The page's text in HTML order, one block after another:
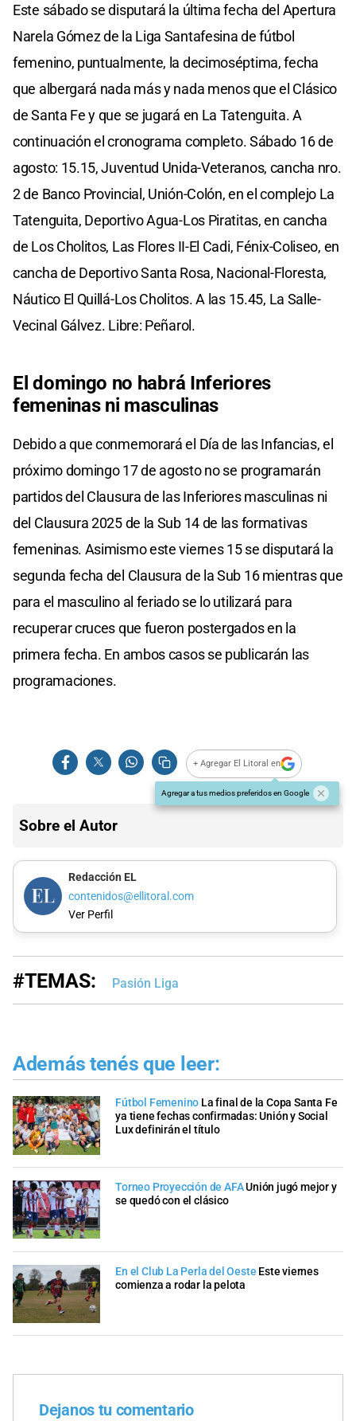
Este sábado se disputará la última fecha del Apertura
Narela Gómez de la Liga Santafesina de fútbol
femenino, puntualmente, la decimoséptima, fecha
que albergará nada más y nada menos que el Clásico
de Santa Fe y que se jugará en La Tatenguita. A
continuación el cronograma completo. Sábado 16 de
agosto: 15.15, Juventud Unida-Veteranos, cancha nro.
2 de Banco Provincial, Unión-Colón, en el complejo La
Tatenguita, Deportivo Agua-Los Piratitas, en cancha
de Los Cholitos, Las Flores II-El Cadi, Fénix-Coliseo, en
cancha de Deportivo Santa Rosa, Nacional-Floresta,
Náutico El Quillá-Los Cholitos. A las 15.45, La Salle-
Vecinal Gálvez. Libre: Peñarol.
El domingo no habrá Inferiores
femeninas ni masculinas
Debido a que conmemorará el Día de las Infancias, el
próximo domingo 17 de agosto no se programarán
partidos del Clausura de las Inferiores masculinas ni
del Clausura 2025 de la Sub 14 de las formativas
femeninas. Asimismo este viernes 15 se disputará la
segunda fecha del Clausura de la Sub 16 mientras que
para el masculino al feriado se lo utilizará para
recuperar cruces que fueron postergados en la
primera fecha. En ambos casos se publicarán las
programaciones.
+ Agregar El Litoral en
Agregar a tus medios preferidos en Google
Sobre el Autor
Redacción EL
contenidos@ellitoral.com
Ver Perfil
#TEMAS: Pasión Liga
Además tenés que leer:
Fútbol Femenino La final de la Copa Santa Fe
ya tiene fechas confirmadas: Unión y Social
Lux definirán el título
Torneo Proyección de AFAUnión jugó mejor y
se quedó con el clásico
En el Club La Perla del Oeste Este viernes
comienza a rodar la pelota
Dejanos tu comentario